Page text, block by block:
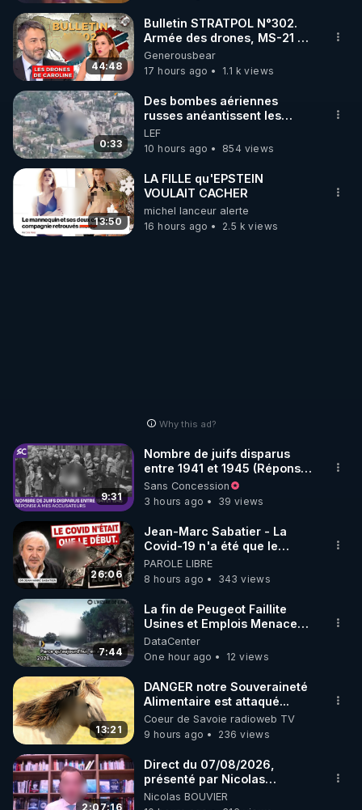
44:48
Bulletin STRATPOL N°302.
Armée des drones, MS-21 en
série, missiles coréens.
07.08.2026.
Generousbear
17 hours ago
1.1 k views
0:33
Des bombes aériennes
russes anéantissent les
centres de contrôle de
drones de 3 brigades
ukrainienne
LEF
10 hours ago
854 views
13:50
LA FILLE qu'EPSTEIN
VOULAIT CACHER
michel lanceur alerte
16 hours ago
2.5 k views
Why this ad?
9:31
Nombre de juifs disparus
entre 1941 et 1945 (Réponse
à mes accusateurs)
Sans Concession
3 hours ago
39 views
26:06
Jean-Marc Sabatier - La
Covid-19 n'a été que le
début - L'ARN messager
jusqu où ira-t-il ?
PAROLE LIBRE
8 hours ago
343 views
7:44
La fin de Peugeot Faillite
Usines et Emplois Menacees
- L'heure de l'auto
DataCenter
One hour ago
12 views
13:21
DANGER notre Souveraineté
Alimentaire est attaqué...
Coeur de Savoie radioweb TV
9 hours ago
236 views
2:07:16
Direct du 07/08/2026,
présenté par Nicolas
BOUVIER
Nicolas BOUVIER